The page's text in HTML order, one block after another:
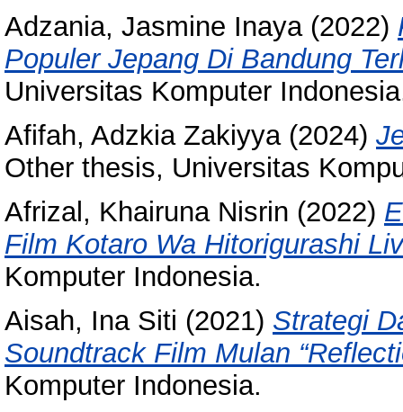
Adzania, Jasmine Inaya(2022)
Populer Jepang Di Bandung
Universitas Komputer
Afifah, Adzkia Zakiyya(2024)
Other thesis, Universitas
Afrizal, Khairuna Nisrin (2022)
Film Kotaro Wa Hitorigurashi
Komputer Indonesia.
Aisah, Ina Siti (2021) Strategi
Soundtrack Film Mulan
Komputer Indonesia.